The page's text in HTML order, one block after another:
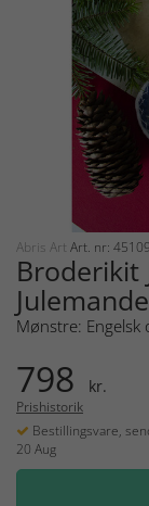
Abris Art Art. nr:
Broderikit
Mønstre: Engelsk
798 kr.
Prishistorik
Bestillingsvare,
20 Aug